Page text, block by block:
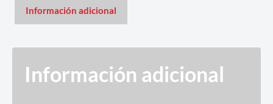
Información adicional
Información adicional